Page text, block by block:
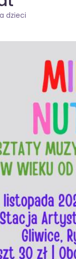
dzieci